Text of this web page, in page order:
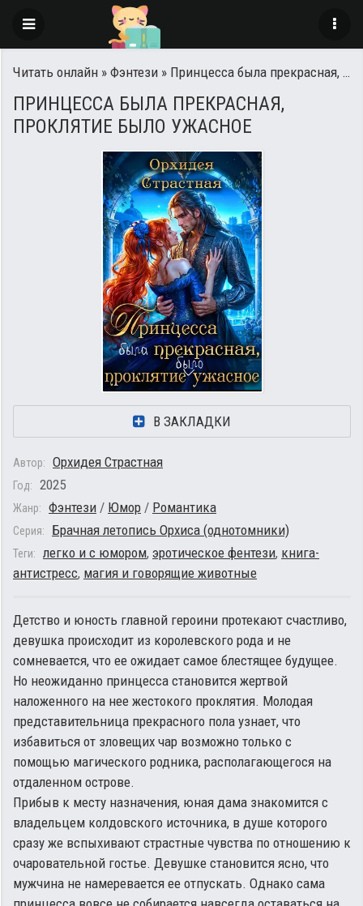
Читать онлайн » Фэнтези » Принцесса была прекрасная, проклятие было ужасное
ПРИНЦЕССА БЫЛА ПРЕКРАСНАЯ,
ПРОКЛЯТИЕ БЫЛО УЖАСНОЕ
В ЗАКЛАДКИ
Автор: Орхидея Страстная
Год: 2025
Жанр: Фэнтези / Юмор / Романтика
Серия: Брачная летопись Орхиса (однотомники)
Теги: легко и с юмором, эротическое фентези, книга-
антистресс, магия и говорящие животные
Детство и юность главной героини протекают счастливо,
девушка происходит из королевского рода и не
сомневается, что ее ожидает самое блестящее будущее.
Но неожиданно принцесса становится жертвой
наложенного на нее жестокого проклятия. Молодая
представительница прекрасного пола узнает, что
избавиться от зловещих чар возможно только с
помощью магического родника, располагающегося на
отдаленном острове.
Прибыв к месту назначения, юная дама знакомится с
владельцем колдовского источника, в душе которого
сразу же вспыхивают страстные чувства по отношению к
очаровательной гостье. Девушке становится ясно, что
мужчина не намеревается ее отпускать. Однако сама